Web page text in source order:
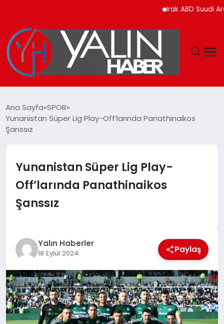
Irak ABD Suudi
YAŞAM
TEKNOLOJİ
MAGAZİN
SAĞLIK
Ana Sayfa SPOR
Yunanistan Süper Lig Play-Off’larında Panathinaikos
Şanssız
Yunanistan Süper Lig Play-
Off’larında Panathinaikos
Şanssız
Yalın Haberler
18 Eylül 2024 Paylaş